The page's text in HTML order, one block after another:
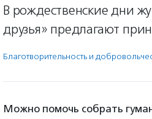
В рождественские дни
друзья» предлагают
Благотвори­тель­ность и
Можно помочь собрать